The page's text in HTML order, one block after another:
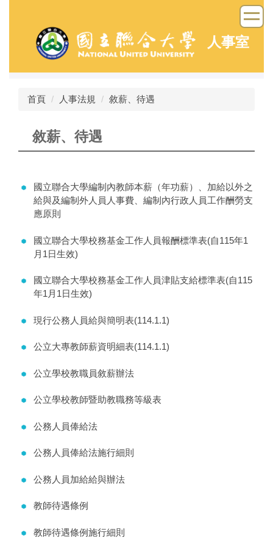
容
人事室
首頁 人事法規 敘薪、待遇
敘薪、待遇
國立聯合大學編制內教師本薪（年功薪）、加給以外之
給與及編制外人員人事費、編制內行政人員工作酬勞支
應原則
國立聯合大學校務基金工作人員報酬標準表(自115年1
月1日生效)
國立聯合大學校務基金工作人員津貼支給標準表(自115
年1月1日生效)
現行公務人員給與簡明表(114.1.1)
公立大專教師薪資明細表(114.1.1)
公立學校教職員敘薪辦法
公立學校教師暨助教職務等級表
公務人員俸給法
公務人員俸給法施行細則
公務人員加給給與辦法
教師待遇條例
教師待遇條例施行細則